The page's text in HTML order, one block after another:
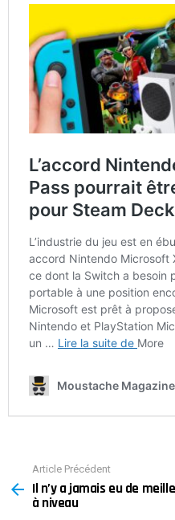
more
Article Précédent
Il n’y a jamais eu de
à niveau